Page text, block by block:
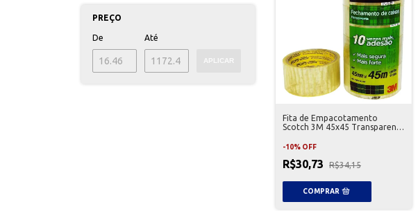
PREÇO
De Até
APLICAR
Fita de Empacotamento
Scotch 3M 45x45 Transparente
-10% OFF
R$30,73 R$34,15